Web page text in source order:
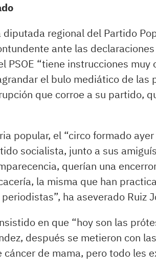
diputada regional del Partido
ante las
PSOE “tiene instrucciones muy
el bulo mediático de las
que corroe a su partido,
popular, el “circo formado
socialista, junto a sus
querían una
la misma que han
ha aseverado Ruiz
en que “hoy son las
después se metieron con
de mama, pero todo les